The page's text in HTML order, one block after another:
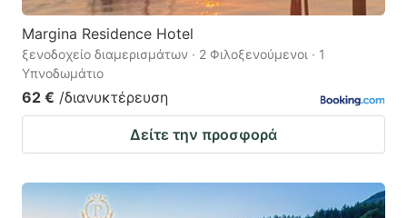
Margina Residence Hotel
ξενοδοχείο διαμερισμάτων · 2 Φιλοξενούμενοι · 1
Υπνοδωμάτιο
62 € /διανυκτέρευση
Δείτε την προσφορά